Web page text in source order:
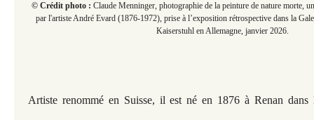
© Crédit photo : Claude Menninger, photographie de la peinture de nature morte,
par l'artiste André Evard (1876-1972), prise à l’exposition rétrospective dans la
Kaiserstuhl en Allemagne, janvier 2026.
Artiste renommé en Suisse, il est né en 1876 à Renan